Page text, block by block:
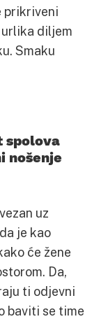
prikriveni
diljem
Smaku
spolova
nošenje
uz
je kao
će žene
Da,
ti odjevni
baviti se time